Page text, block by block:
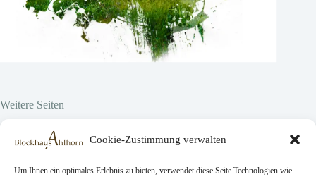
Cookie-Zustimmung verwalten
Um Ihnen ein optimales Erlebnis zu bieten, verwendet diese Seite Technologien wie
Weitere Seiten
Projekte
Über uns
Jobs